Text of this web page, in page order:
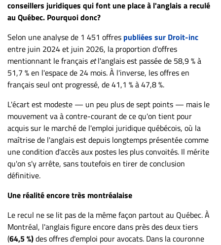
Offres
d'emploi
Formation
Continue
Métiers
Scoop?
CABINETS
ET
ENTREPRISES
Espace
entreprises
Page
Publier
un
emploi
Publicité
conseillers juridiques qui font une place à l'anglais a reculé
au Québec. Pourquoi donc?
Selon une analyse de 1 451 offres publiées sur Droit-inc
entre juin 2024 et juin 2026, la proportion d'offres
mentionnant le français etl'anglais est passée de 58,9 % à
51,7 % en l'espace de 24 mois. À l'inverse, les offres en
français seul ont progressé, de 41,1 % à 47,8 %.
L'écart est modeste — un peu plus de sept points — mais le
mouvement va à contre-courant de ce qu'on tient pour
acquis sur le marché de l'emploi juridique québécois, où la
maîtrise de l'anglais est depuis longtemps présentée comme
une condition d'accès aux postes les plus convoités. Il mérite
qu'on s'y arrête, sans toutefois en tirer de conclusion
définitive.
Une réalité encore très montréalaise
Le recul ne se lit pas de la même façon partout au Québec. À
Montréal, l'anglais figure encore dans près des deux tiers
(64,5 %)des offres d'emploi pour avocats. Dans la couronne